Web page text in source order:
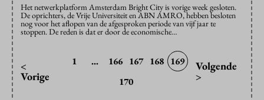
Het netwerkplatform Amsterdam Bright City is vorige week gesloten.
De oprichters, de Vrije Universiteit en ABN AMRO, hebben besloten
nog voor het aflopen van de afgesproken periode van vijf jaar te
stoppen. De reden is dat er door de economische…
<
Vorige
1 ... 166 167 168 169
170
Volgende
>